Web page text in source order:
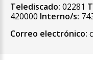
Telediscado: 02281
420000 Interno/s:
Correo electrónico: